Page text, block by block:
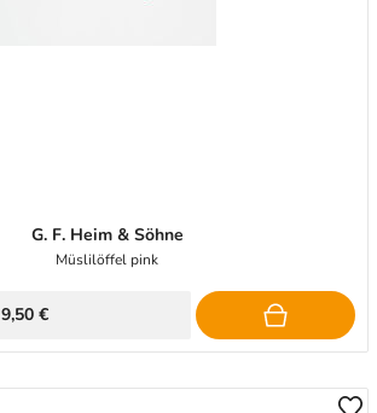
G. F. Heim & Söhne
Müslilöffel pink
9,50 €